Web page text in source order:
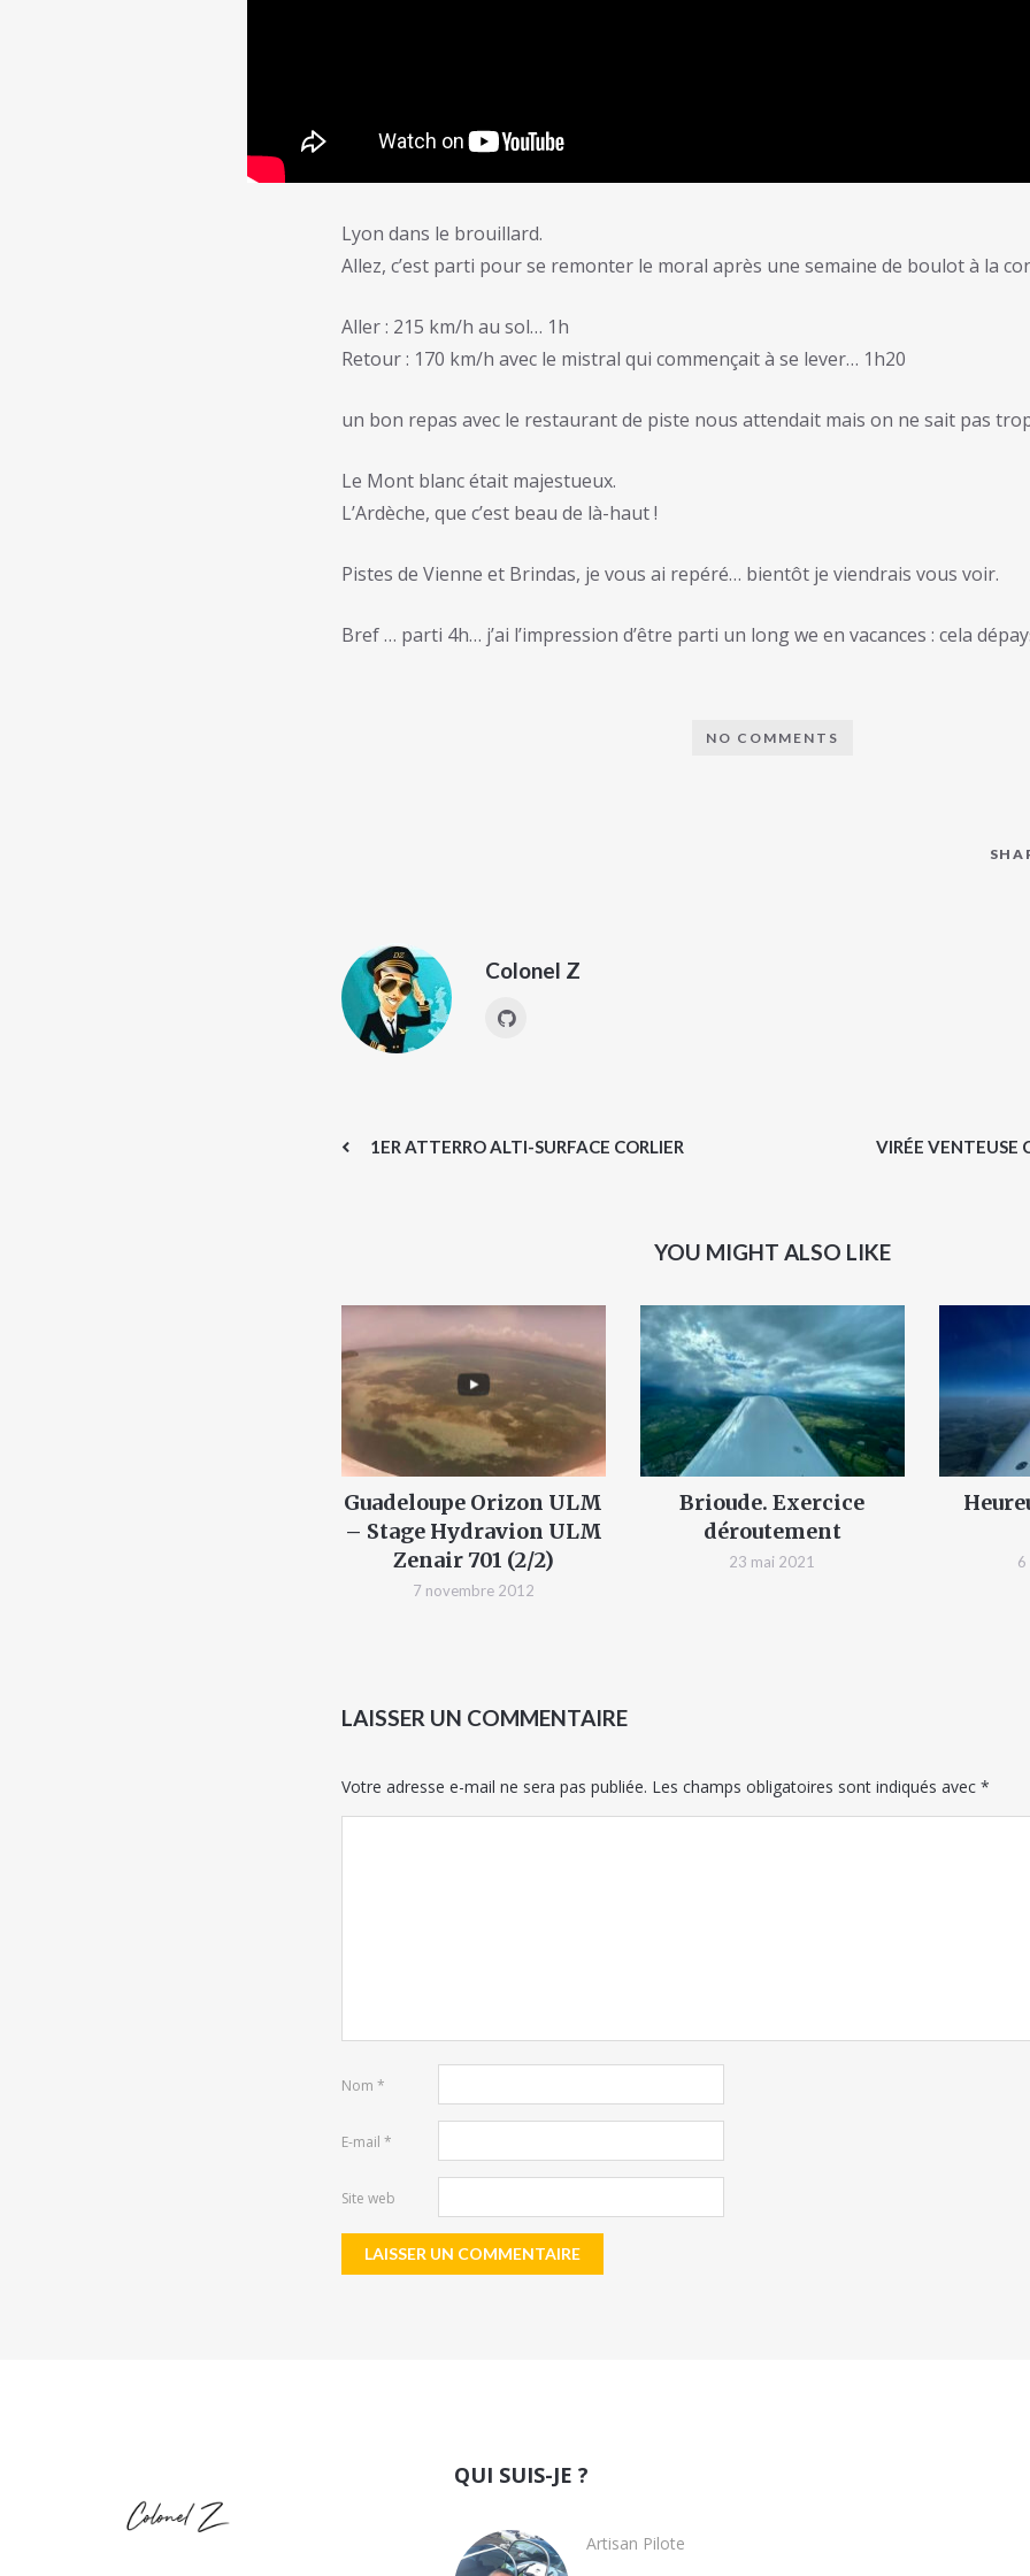
Lyon dans le brouillard.
Allez, c’est parti pour se remonter le moral après une semaine de boulot à la
Aller : 215 km/h au sol… 1h
Retour : 170 km/h avec le mistral qui commençait à se lever… 1h20
un bon repas avec le restaurant de piste nous attendait mais on ne sait pas
Le Mont blanc était majestueux.
L’Ardèche, que c’est beau de là-haut !
Pistes de Vienne et Brindas, je vous ai repéré… bientôt je viendrais vous voir.
Bref … parti 4h… j’ai l’impression d’être parti un long we en vacances : cela
NO COMMENTS
Colonel Z
1ER ATTERRO ALTI-SURFACE CORLIER VIRÉE VENTEUSE
YOU MIGHT ALSO LIKE
Guadeloupe Orizon ULM
– Stage Hydravion ULM
Zenair 701 (2/2)
7 novembre 2012
Brioude. Exercice
déroutement
23 mai 2021 6
LAISSER UN COMMENTAIRE
Votre adresse e-mail ne sera pas publiée. Les champs obligatoires sont indiqués avec *
Nom *
E-mail *
Site web
QUI SUIS-JE ?
Artisan Pilote